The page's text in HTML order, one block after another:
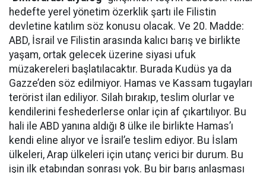
hedefte yerel yönetim özerklik şartı ile Filistin
devletine katılım söz konusu olacak. Ve 20. Madde:
ABD, İsrail ve Filistin arasında kalıcı barış ve birlikte
yaşam, ortak gelecek üzerine siyasi ufuk
müzakereleri başlatılacaktır. Burada Kudüs ya da
Gazze’den söz edilmiyor. Hamas ve Kassam tugayları
terörist ilan ediliyor. Silah bırakıp, teslim olurlar ve
kendilerini feshederlerse onlar için af çıkartılıyor. Bu
hali ile ABD yanına aldığı 8 ülke ile birlikte Hamas’ı
kendi eline alıyor ve İsrail’e teslim ediyor. Bu İslam
ülkeleri, Arap ülkeleri için utanç verici bir durum. Bu
işin ilk etabından sonrası yok. Bu bir barış anlaşması